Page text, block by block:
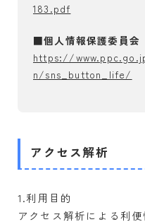
183.pdf
■個人情報保護委員会
https://
n/sns_button_life/
アクセス解析
1.利用目的
アクセス解析による利